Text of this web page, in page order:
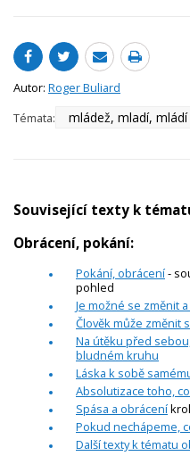
Autor: Roger Buliard
Témata:
mládež, mladí, mládí
Související texty k
Obrácení, pokání:
Pokání, obrácení-
pohled
Je možné se změnit
Člověk může změnit
Na útěku před
bludném kruhu
Láska k sobě
Absolutizace toho,
Spása a obrácení
Pokud nechápeme,
Další texty k tématu